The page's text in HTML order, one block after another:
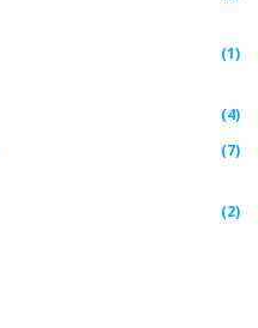
(1)
(4)
(7)
(2)